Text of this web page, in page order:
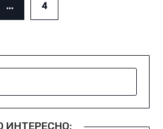
... 4
ИНТЕРЕСНО: